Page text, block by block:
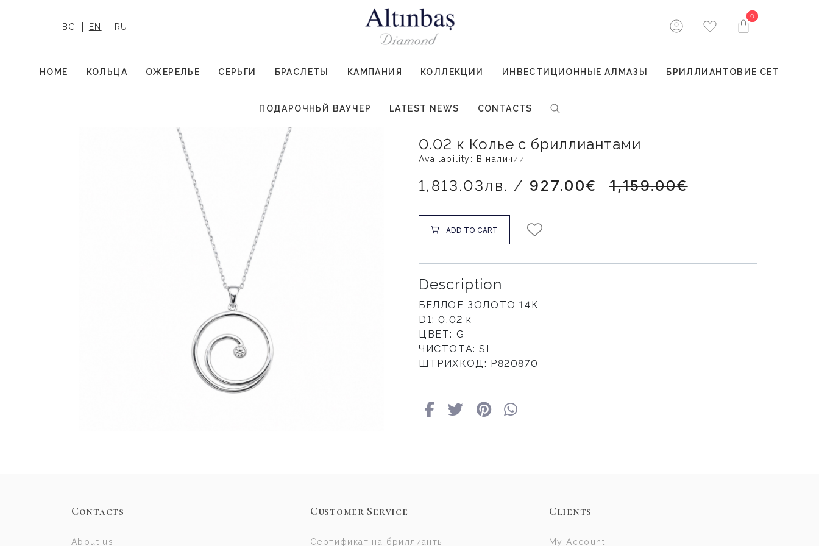
BG EN RU
0
0
HOME КОЛЬЦА ОЖЕРЕЛЬЕ СЕРЬГИ БРАСЛЕТЫ КАМПАНИЯ КОЛЛЕКЦИИ ИНВЕСТИЦИОННЫЕ АЛМАЗЫ БРИЛЛИАНТОВИЕ СЕТ
ПОДАРОЧНЬЙ ВАУЧЕР LATEST NEWS CONTACTS
0.02 к Колье с бриллиантами
Availability: В наличии
1,813.03лв. / 927.00€ 1,159.00€
ADD TO CART
Description
БЕЛЛОЕ ЗОЛОТО 14К
D1: 0.02 к
ЦВЕТ: G
ЧИСТОТА: SI
ШТРИХКОД: Р820870
Contacts
About us
Customer Service
Сертификат на бриллианты
Clients
My Account